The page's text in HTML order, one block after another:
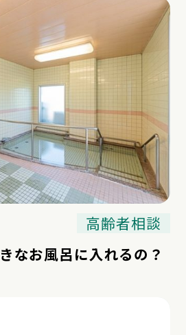
高齢者相談
なお風呂に入れるの？